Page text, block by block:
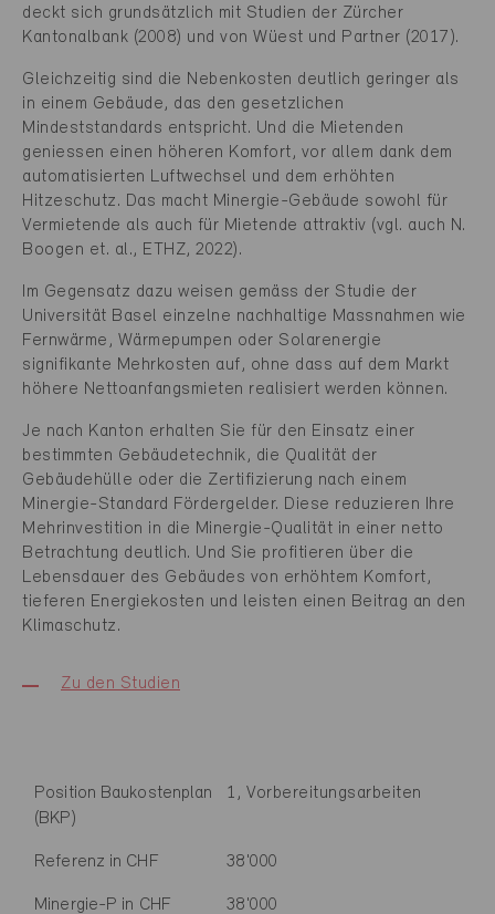
deckt sich grundsätzlich mit Studien der Zürcher
Kantonalbank (2008) und von Wüest und Partner (2017).
Gleichzeitig sind die Nebenkosten deutlich geringer als
in einem Gebäude, das den gesetzlichen
Mindeststandards entspricht. Und die Mietenden
geniessen einen höheren Komfort, vor allem dank dem
automatisierten Luftwechsel und dem erhöhten
Hitzeschutz. Das macht Minergie-Gebäude sowohl für
Vermietende als auch für Mietende attraktiv (vgl. auch N.
Boogen et. al., ETHZ, 2022).
Im Gegensatz dazu weisen gemäss der Studie der
Universität Basel einzelne nachhaltige Massnahmen wie
Fernwärme, Wärmepumpen oder Solarenergie
signifikante Mehrkosten auf, ohne dass auf dem Markt
höhere Nettoanfangsmieten realisiert werden können.
Je nach Kanton erhalten Sie für den Einsatz einer
bestimmten Gebäudetechnik, die Qualität der
Gebäudehülle oder die Zertifizierung nach einem
Minergie-Standard Fördergelder. Diese reduzieren Ihre
Mehrinvestition in die Minergie-Qualität in einer netto
Betrachtung deutlich. Und Sie profitieren über die
Lebensdauer des Gebäudes von erhöhtem Komfort,
tieferen Energiekosten und leisten einen Beitrag an den
Klimaschutz.
Zu den Studien
Position Baukostenplan
(BKP)
1, Vorbereitungsarbeiten
Referenz in CHF 38'000
Minergie-P in CHF 38'000